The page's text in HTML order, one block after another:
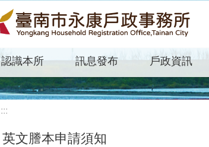
認識本所 訊息發布 戶政資訊
:::
英文謄本申請須知